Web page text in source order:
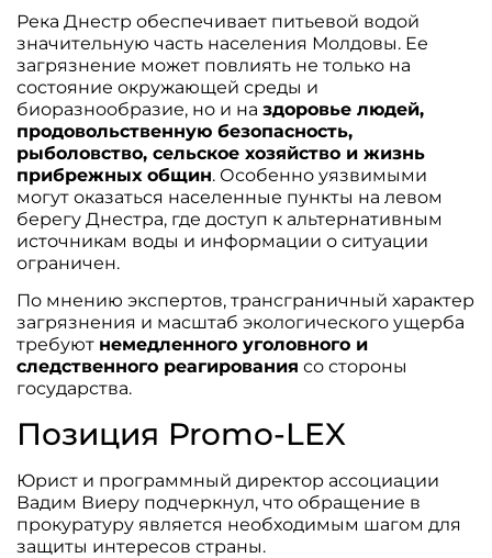
Река Днестр обеспечивает питьевой водой
значительную часть населения Молдовы. Ее
загрязнение может повлиять не только на
состояние окружающей среды и
биоразнообразие, но и наздоровье людей,
продовольственную безопасность,
рыболовство, сельское хозяйство и жизнь
прибрежных общин. Особенно уязвимыми
могут оказаться населенные пункты на левом
берегу Днестра, где доступ к альтернативным
источникам воды и информации о ситуации
ограничен.
По мнению экспертов, трансграничный характер
загрязнения и масштаб экологического ущерба
требуют немедленного уголовного и
следственного реагирования со стороны
государства.
Позиция Promo-LEX
Юрист и программный директор ассоциации
Вадим Виеру подчеркнул, что обращение в
прокуратуру является необходимым шагом для
защиты интересов страны.